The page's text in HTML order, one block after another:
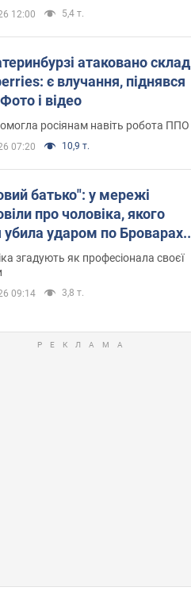
12:00 5,4 т.
атаковано склад
є влучання, піднявся
і відео
росіянам навіть робота ППО
07:20 10,9 т.
батько": у мережі
про чоловіка, якого
убила ударом по Броварах.
згадують як професіонала своєї
09:14 3,8 т.